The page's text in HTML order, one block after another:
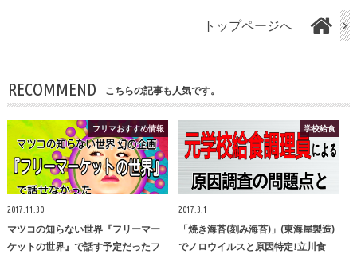
トップページへ
RECOMMEND こちらの記事も人気です。
フリマおすすめ情報
2017.11.30
マツコの知らない世界『フリーマー
ケットの世界』で話す予定だったフ
学校給食
2017.3.1
「焼き海苔(刻み海苔)」(東海屋製造)
でノロウイルスと原因特定!立川食